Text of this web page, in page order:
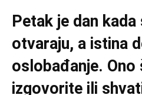
Petak je dan
otvaraju, a istina
oslobađanje. Ono
izgovorite ili